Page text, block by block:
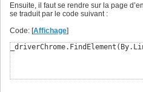
Ensuite, il faut se rendre sur la page
se traduit par le code suivant :
Code: [Affichage]
_driverChrome.FindElement (